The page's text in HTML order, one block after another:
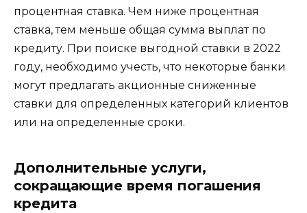
процентная ставка. Чем ниже процентная
ставка, тем меньше общая сумма выплат по
кредиту. При поиске выгодной ставки в 2022
году, необходимо учесть, что некоторые банки
могут предлагать акционные сниженные
ставки для определенных категорий клиентов
или на определенные сроки.
Дополнительные услуги,
сокращающие время погашения
кредита